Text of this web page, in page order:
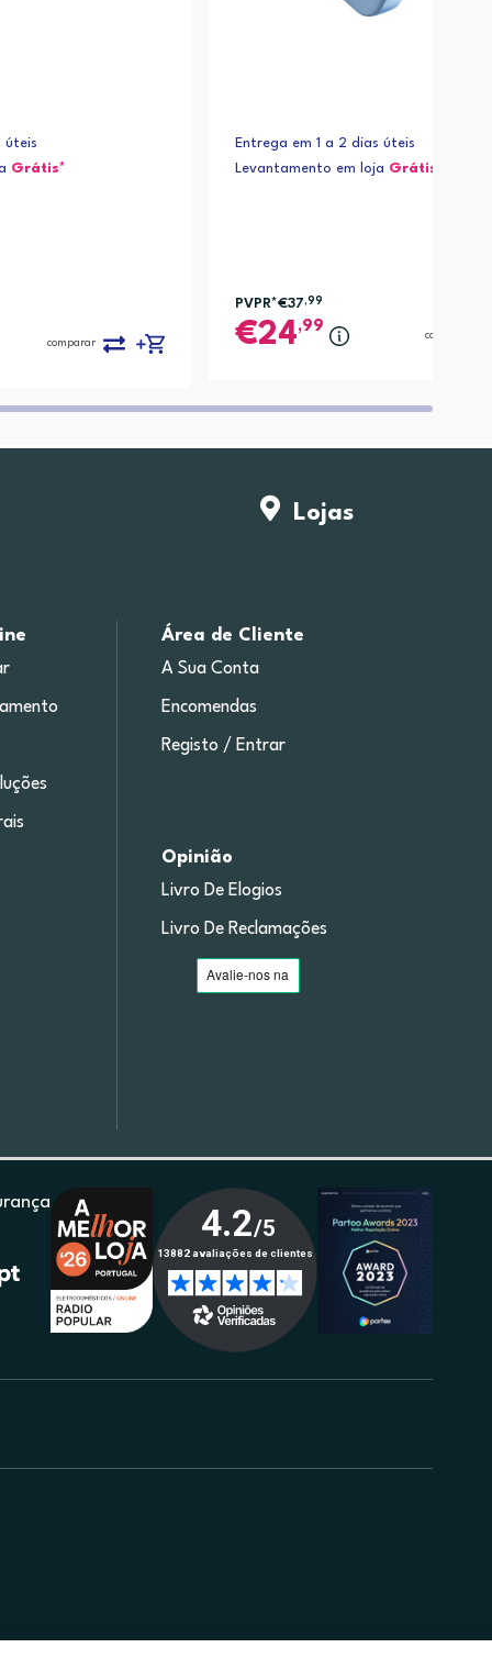
úteis
Grátis*
comparar
Entrega em 1 a 2 dias úteis
Levantamento em loja Grátis*
PVPR*€37,99
24,99
comparar
Lojas
Área de Cliente
A Sua Conta
Encomendas
Registo / Entrar
Opinião
Livro De Elogios
Livro De Reclamações